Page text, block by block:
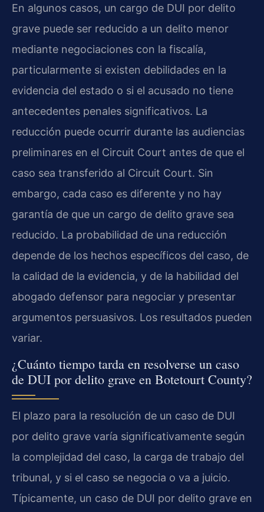
En algunos casos, un cargo de DUI por delito
grave puede ser reducido a un delito menor
mediante negociaciones con la fiscalía,
particularmente si existen debilidades en la
evidencia del estado o si el acusado no tiene
antecedentes penales significativos. La
reducción puede ocurrir durante las audiencias
preliminares en el Circuit Court antes de que el
caso sea transferido al Circuit Court. Sin
embargo, cada caso es diferente y no hay
garantía de que un cargo de delito grave sea
reducido. La probabilidad de una reducción
depende de los hechos específicos del caso, de
la calidad de la evidencia, y de la habilidad del
abogado defensor para negociar y presentar
argumentos persuasivos. Los resultados pueden
variar.
¿Cuánto tiempo tarda en resolverse un caso
de DUI por delito grave en Botetourt County?
El plazo para la resolución de un caso de DUI
por delito grave varía significativamente según
la complejidad del caso, la carga de trabajo del
tribunal, y si el caso se negocia o va a juicio.
Típicamente, un caso de DUI por delito grave en